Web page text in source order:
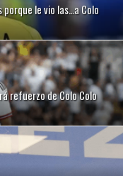
le vio las…a Colo
refuerzo de Colo Colo